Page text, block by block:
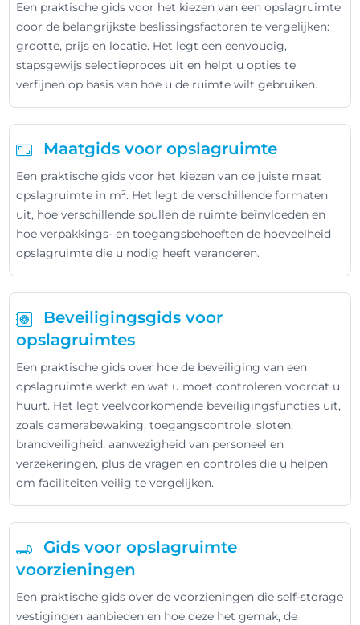
Een praktische gids voor het kiezen van een opslagruimte
door de belangrijkste beslissingsfactoren te vergelijken:
grootte, prijs en locatie. Het legt een eenvoudig,
stapsgewijs selectieproces uit en helpt u opties te
verfijnen op basis van hoe u de ruimte wilt gebruiken.
Maatgids voor opslagruimte
Een praktische gids voor het kiezen van de juiste maat
opslagruimte in m². Het legt de verschillende formaten
uit, hoe verschillende spullen de ruimte beïnvloeden en
hoe verpakkings- en toegangsbehoeften de hoeveelheid
opslagruimte die u nodig heeft veranderen.
Beveiligingsgids voor
opslagruimtes
Een praktische gids over hoe de beveiliging van een
opslagruimte werkt en wat u moet controleren voordat u
huurt. Het legt veelvoorkomende beveiligingsfuncties uit,
zoals camerabewaking, toegangscontrole, sloten,
brandveiligheid, aanwezigheid van personeel en
verzekeringen, plus de vragen en controles die u helpen
om faciliteiten veilig te vergelijken.
Gids voor opslagruimte
voorzieningen
Een praktische gids over de voorzieningen die self-storage
vestigingen aanbieden en hoe deze het gemak, de